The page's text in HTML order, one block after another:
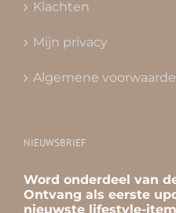
Klachten
Mijn privacy
Algemene
NIEUWSBRIEF
Word onderdeel van
Ontvang als eerste
nieuwste lifestyle-